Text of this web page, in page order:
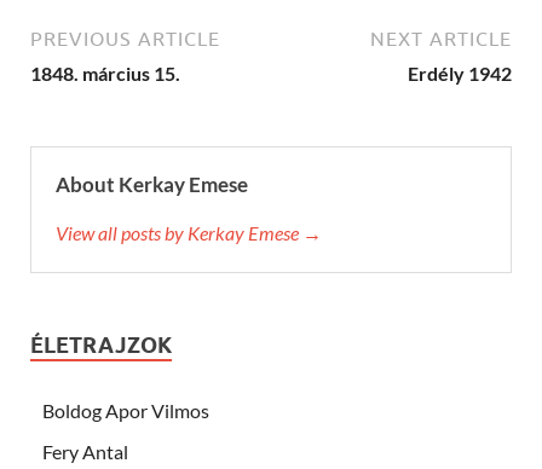
PREVIOUS ARTICLE
1848. március 15.
NEXT ARTICLE
Erdély 1942
About Kerkay Emese
View all posts by Kerkay Emese →
ÉLETRAJZOK
Boldog Apor Vilmos
Fery Antal